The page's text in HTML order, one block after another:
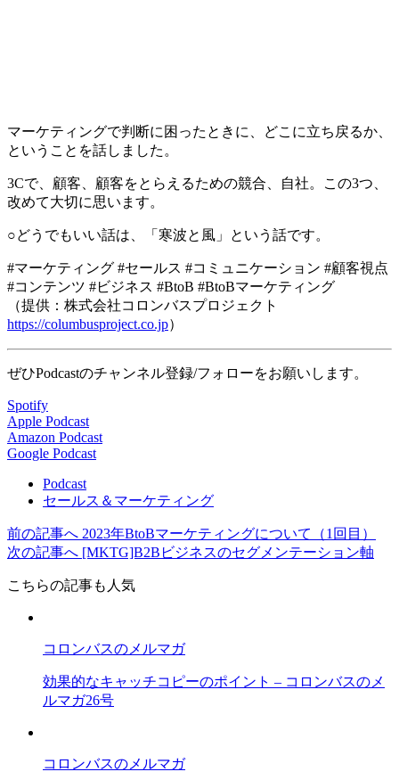
マーケティングで判断に困ったときに、どこに立ち戻るか、
ということを話しました。
3Cで、顧客、顧客をとらえるための競合、自社。この3つ、
改めて大切に思います。
○どうでもいい話は、「寒波と風」という話です。
#マーケティング #セールス #コミュニケーション #顧客視点
#コンテンツ #ビジネス #BtoB #BtoBマーケティング
（提供：株式会社コロンバスプロジェクト
https://columbusproject.co.jp）
ぜひPodcastのチャンネル登録/フォローをお願いします。
Spotify
Apple Podcast
Amazon Podcast
Google Podcast
Podcast
セールス＆マーケティング
前の記事へ 2023年BtoBマーケティングについて（1回目）
次の記事へ [MKTG]B2Bビジネスのセグメンテーション軸
こちらの記事も人気
コロンバスのメルマガ
効果的なキャッチコピーのポイント – コロンバスのメ
ルマガ26号
コロンバスのメルマガ